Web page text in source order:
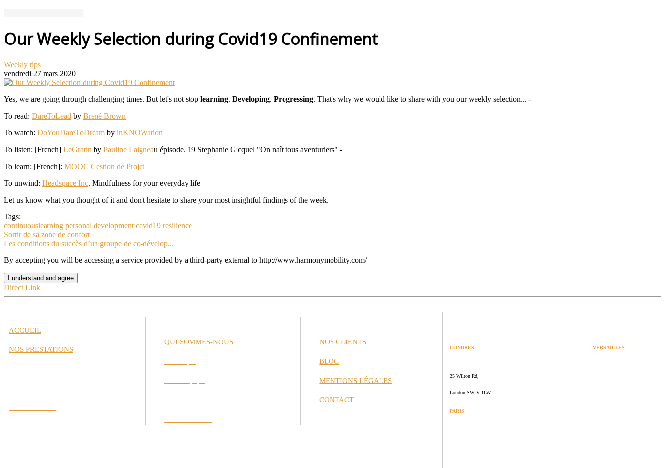
Our Weekly Selection during Covid19 Confinement
Weekly tips
vendredi 27 mars 2020
Yes, we are going through challenging times. But let's not stop learning. Developing. Progressing. That's why we would like to share with you our weekly selection... -
To read: DareToLead by Brené Brown
To watch: DoYouDareToDream by inKNOWation
To listen: [French] LeGratin by Pauline Laigneau épisode. 19 Stephanie Gicquel "On naît tous aventuriers" -
To learn: [French]: MOOC Gestion de Projet
To unwind: Headspace Inc. Mindfulness for your everyday life
Let us know what you thought of it and don't hesitate to share your most insightful findings of the week.
Tags:
continuouslearning personal development covid19 resilience
Sortir de sa zone de confort
Les conditions du succès d’un groupe de co-dévelop...
By accepting you will be accessing a service provided by a third-party external to http://www.harmonymobility.com/
I understand and agree
Direct Link
ACCUEIL
NOS PRESTATIONS
QUI SOMMES-NOUS NOS CLIENTS
BLOG
MENTIONS LÉGALES
CONTACT
LONDRES VERSAILLES
25 Wilton Rd,
London SW1V 1LW
PARIS